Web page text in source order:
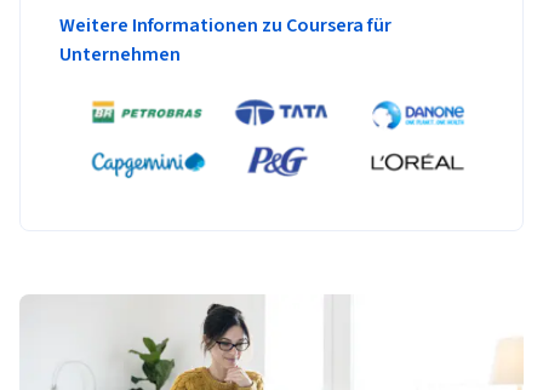
Weitere Informationen zu Coursera für
Unternehmen